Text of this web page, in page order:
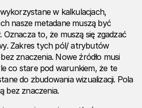
w kalkulacjach,
nasze metadane muszą być
Oznacza to, że muszą się zgadzać
Zakres tych pól/ atrybutów
znaczenia. Nowe źródło musi
co stare pod warunkiem, że te
do zbudowania wizualizacji. Pola
bez znaczenia.